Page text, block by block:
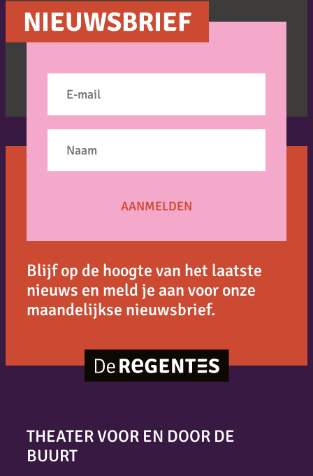
NIEUWSBRIEF
Blijf op de hoogte van het laatste
nieuws en meld je aan voor onze
maandelijkse nieuwsbrief.
THEATER VOOR EN DOOR DE
BUURT